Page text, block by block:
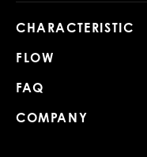
CHARACTERISTIC
FLOW
FAQ
COMPANY